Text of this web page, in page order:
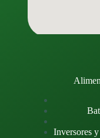
Inversores